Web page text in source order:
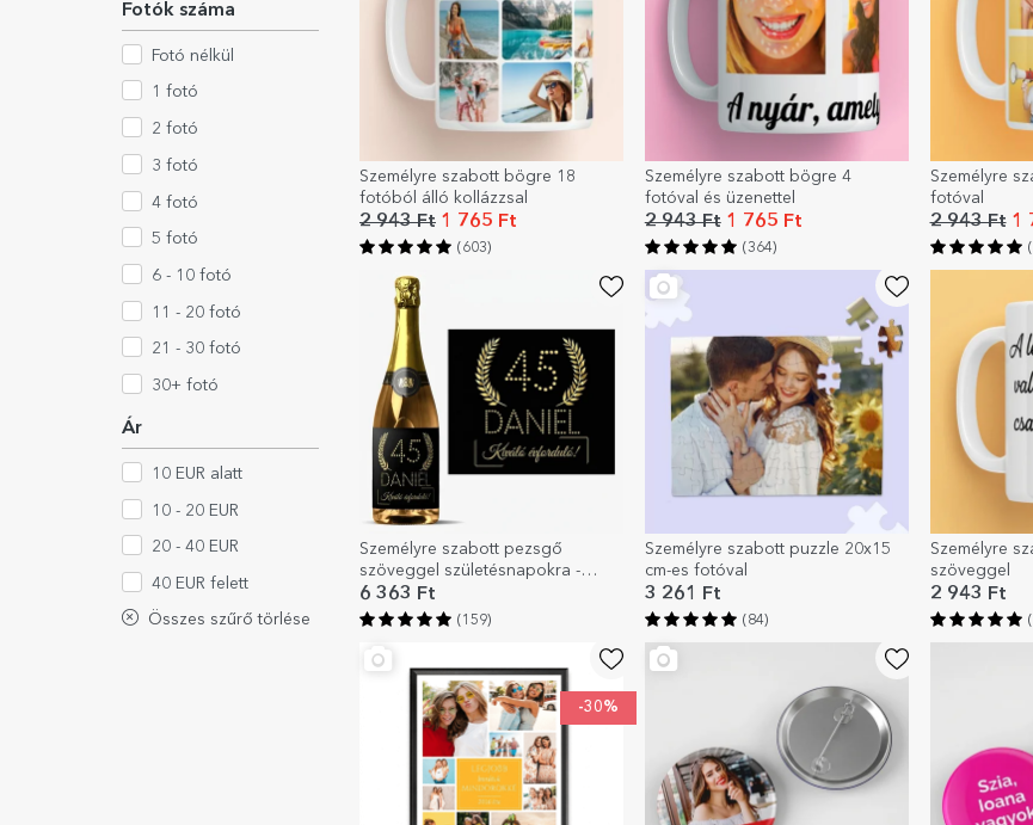
Fotók száma
Fotó nélkül
1 fotó
2 fotó
3 fotó
4 fotó
5 fotó
6 - 10 fotó
11 - 20 fotó
21 - 30 fotó
30+ fotó
Ár
10 EUR alatt
10 - 20 EUR
20 - 40 EUR
40 EUR felett
Összes szűrő törlése
Személyre szabott bögre 18
fotóból álló kollázzsal
2 943 Ft 1 765 Ft
(603)
Személyre szabott bögre 4
fotóval és üzenettel
2 943 Ft1 765 Ft
(364)
Személyre
fotóval
2 943 Ft1
Személyre szabott pezsgő
szöveggel születésnapokra -
Arany
6 363 Ft
(159)
Személyre szabott puzzle 20x15
cm-es fotóval
3 261 Ft
(84)
Személyre
szöveggel
2 943 Ft
-30%